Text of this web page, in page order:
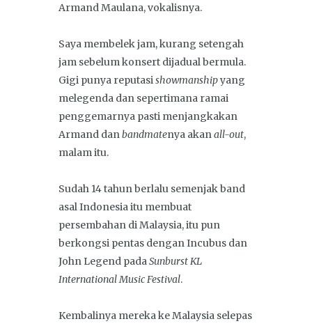
Armand Maulana, vokalisnya.
Saya membelek jam, kurang setengah
jam sebelum konsert dijadual bermula.
Gigi punya reputasishowmanshipyang
melegenda dan sepertimana ramai
penggemarnya pasti menjangkakan
Armand danbandmatenya akanall-out,
malam itu.
Sudah 14 tahun berlalu semenjak band
asal Indonesia itu membuat
persembahan di Malaysia, itu pun
berkongsi pentas dengan Incubus dan
John Legend padaSunburst KL
International Music Festival.
Kembalinya mereka ke Malaysia selepas